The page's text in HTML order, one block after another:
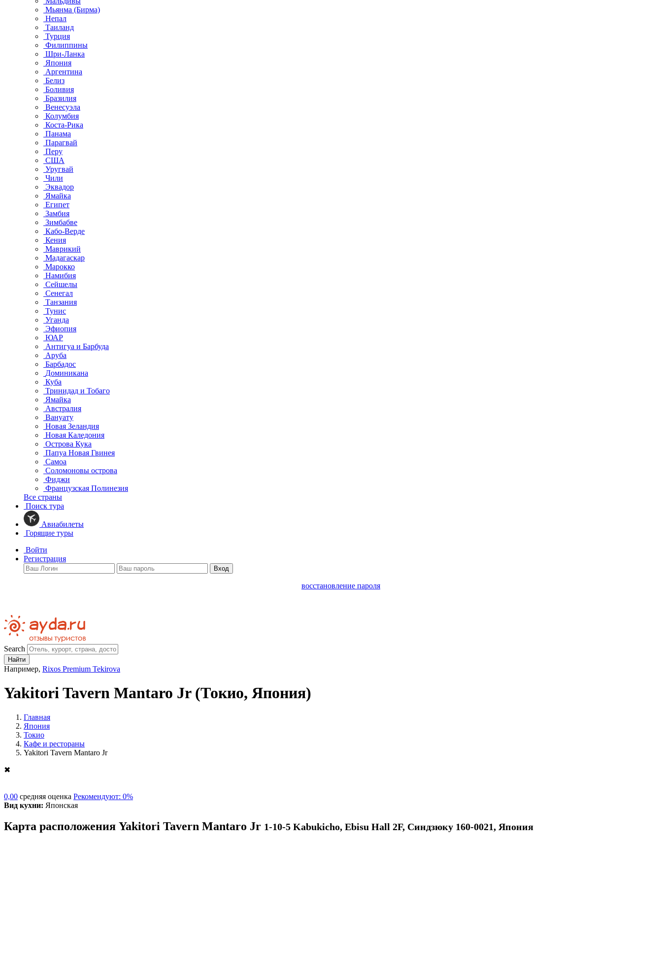
Мьянма (Бирма)
Непал
Таиланд
Турция
Филиппины
Шри-Ланка
Япония
Аргентина
Белиз
Боливия
Бразилия
Венесуэла
Колумбия
Коста-Рика
Панама
Парагвай
Перу
США
Уругвай
Чили
Эквадор
Ямайка
Египет
Замбия
Зимбабве
Кабо-Верде
Кения
Маврикий
Мадагаскар
Марокко
Намибия
Сейшелы
Сенегал
Танзания
Тунис
Уганда
Эфиопия
ЮАР
Антигуа и Барбуда
Аруба
Барбадос
Доминикана
Куба
Тринидад и Тобаго
Ямайка
Австралия
Вануату
Новая Зеландия
Новая Каледония
Острова Кука
Папуа Новая Гвинея
Самоа
Соломоновы острова
Фиджи
Французская Полинезия
Все страны
Поиск тура
Авиабилеты
Горящие туры
Войти
Регистрация
Вход
восстановление пароля
Search
Найти
Например, Rixos Premium Tekirova
Yakitori Tavern Mantaro Jr (Токио, Япония)
Главная
Япония
Токио
Кафе и рестораны
Yakitori Tavern Mantaro Jr
✖
0,00 средняя оценка Рекомендуют: 0%
Вид кухни: Японская
Карта расположения Yakitori Tavern Mantaro Jr 1-10-5 Kabukicho, Ebisu Hall 2F, Синдзюку 160-0021, Япония